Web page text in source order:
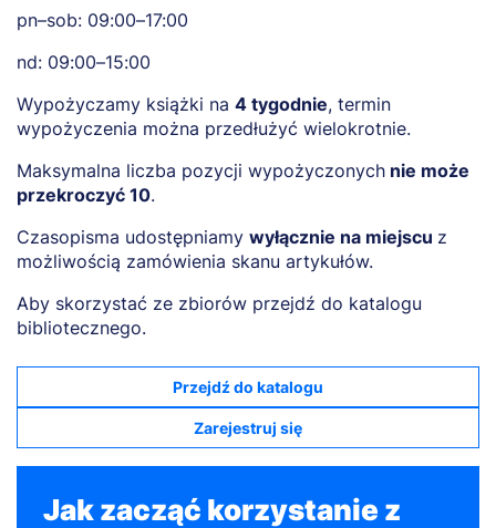
pn–sob: 09:00–17:00
nd: 09:00–15:00
Wypożyczamy książki na 4 tygodnie, termin
wypożyczenia można przedłużyć wielokrotnie.
Maksymalna liczba pozycji wypożyczonych nie może
przekroczyć 10.
Czasopisma udostępniamy wyłącznie na miejscu z
możliwością zamówienia skanu artykułów.
Aby skorzystać ze zbiorów przejdź do katalogu
bibliotecznego.
Przejdź do katalogu
Zarejestruj się
Jak zacząć korzystanie z